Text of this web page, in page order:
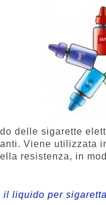
delle sigarette
Viene utilizzata
resistenza, in
il liquido per